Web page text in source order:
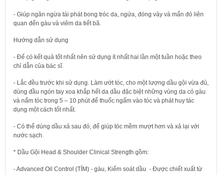
- Giúp ngăn ngừa tái phát bong tróc da, ngứa, đóng vảy và mẩn đỏ liên
quan đến gàu và viêm da tiết bã.
Hướng dẫn sử dụng
- Để có kết quả tốt nhất nên sử dụng ít nhất hai lần một tuần hoặc theo
chỉ dẫn của bác sĩ.
- Lắc đều trước khi sử dụng. Làm ướt tóc, cho một lượng dầu gội vừa đủ,
dùng đầu ngón tay xoa khắp hết da dầu đặc biệt những vùng da có gàu
và nấm tóc trong 5 – 10 phút để thuốc ngấm vào tóc và phát huy tác
dụng một cách tốt nhất.
- Có thể dùng dầu xả sau đó, để giúp tóc mềm mượt hơn và xả lại với
nước sạch.
* Dầu Gội Head & Shoulder Clinical Strength gồm:
- Advanced Oil Control (TÍM) - gàu, Kiểm soát dầu - Được chiết xuất từ